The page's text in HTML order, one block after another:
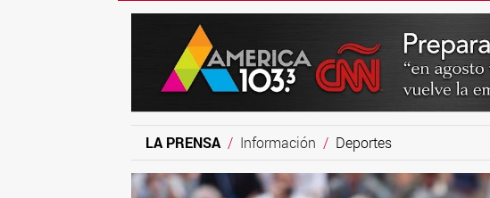
LA PRENSA Información Deportes